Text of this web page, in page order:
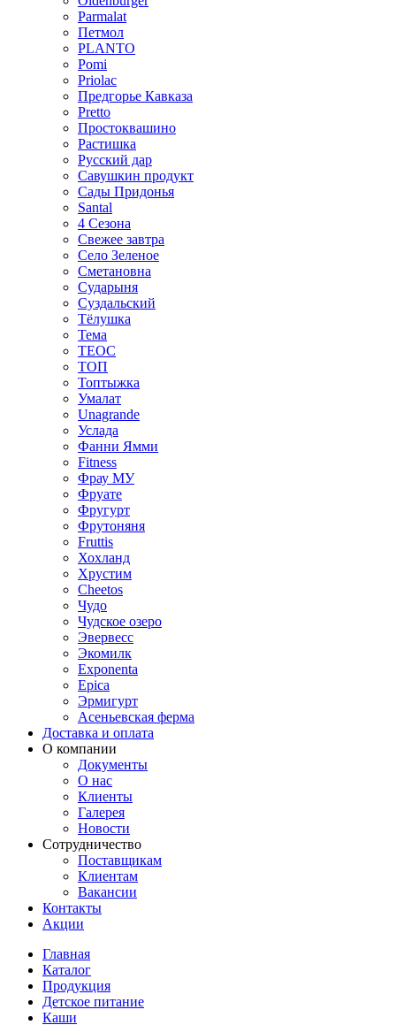
Parmalat
Петмол
PLANTO
Pomi
Priolac
Предгорье Кавказа
Pretto
Простоквашино
Растишка
Русский дар
Савушкин продукт
Сады Придонья
Santal
4 Сезона
Свежее завтра
Село Зеленое
Сметановна
Сударыня
Суздальский
Тёлушка
Тема
ТЕОС
ТОП
Топтыжка
Умалат
Unagrande
Услада
Фанни Ямми
Fitness
Фрау МУ
Фруате
Фругурт
Фрутоняня
Fruttis
Хохланд
Хрустим
Cheetos
Чудо
Чудское озеро
Эвервесс
Экомилк
Exponenta
Epica
Эрмигурт
Асеньевская ферма
Доставка и оплата
О компании
Документы
О нас
Клиенты
Галерея
Новости
Сотрудничество
Поставщикам
Клиентам
Вакансии
Контакты
Акции
Главная
Каталог
Продукция
Детское питание
Каши